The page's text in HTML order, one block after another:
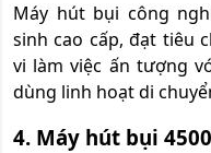
Máy hút bụi công
sinh cao cấp, đạt tiêu
vi làm việc ấn tượng
dùng linh hoạt di
4. Máy hút bụi